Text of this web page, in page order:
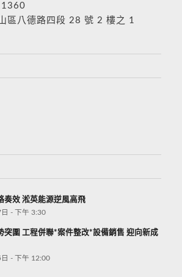
區八德路四段 28 號 2 樓之 1
奏效 淞英能源逆風高飛
- 下午 3:30
突圍 工程併聯*案件整改*設備銷售 迎向新成
- 下午 12:00